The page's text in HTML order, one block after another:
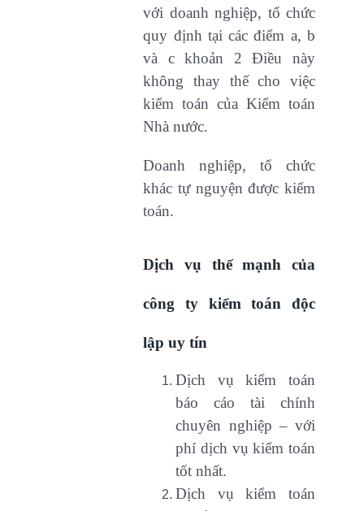
với doanh nghiệp, tổ chức
quy định tại các điểm a, b
và c khoản 2 Điều này
không thay thế cho việc
kiểm toán của Kiểm toán
Nhà nước.
Doanh nghiệp, tổ chức
khác tự nguyện được kiểm
toán.
Dịch vụ thế mạnh của
công ty kiểm toán độc
lập uy tín
Dịch vụ kiểm toán
báo cáo tài chính
chuyên nghiệp – với
phí dịch vụ kiểm toán
tốt nhất.
Dịch vụ kiểm toán